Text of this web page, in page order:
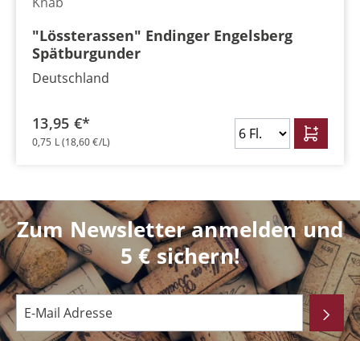
"Lössterassen" Endinger Engelsberg
Spätburgunder
Deutschland
13,95 €*
0,75 L(18,60 €/L)
Zum Newsletter anmelden und
5 € sichern!